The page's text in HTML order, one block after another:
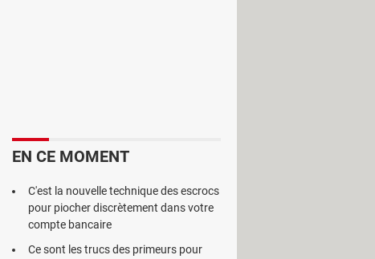
EN CE MOMENT
C'est la nouvelle technique des escrocs
pour piocher discrètement dans votre
compte bancaire
Ce sont les trucs des primeurs pour